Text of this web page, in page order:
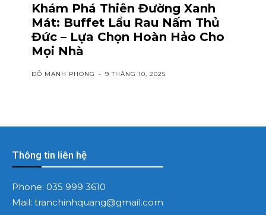
Khám Phá Thiên Đường Xanh
Mát: Buffet Lẩu Rau Nấm Thủ
Đức – Lựa Chọn Hoàn Hảo Cho
Mọi Nhà
ĐỖ MẠNH PHONG - 9 THÁNG 10, 2025
Thông tin liên hệ
Phone: 035 999 3610
Mail: tranchinhquang@gmail.com